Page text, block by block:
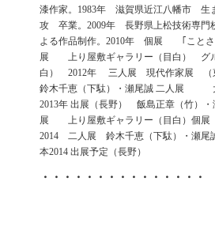
漆作家。1983年 滋賀県近江八幡市 生
攻 卒業。2009年 長野県上松技術専
よる作品制作。2010年 個展 ｢こと
展 上り屋敷ギャラリー（目白） グル
白） 2012年 三人展 現代作家展 （東
鈴木千恵（下駄）・瀬尾誠 二人展
2013年 出展（長野） 飯島正章（竹
展 上り屋敷ギャラリー（目白）個
2014 二人展 鈴木千恵（下駄）・瀬
本2014 出展予定（長野）
・・・・・・・・・・・・・・・